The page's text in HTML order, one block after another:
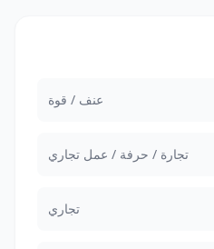
عنف / قوة
تجارة / حرفة / عمل تجاري
تجاري